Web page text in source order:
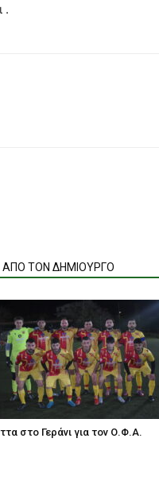
.
ΑΠΟ ΤΟΝ ΔΗΜΙΟΥΡΓΟ
στο Γεράνι για τον Ο.Φ.Α.